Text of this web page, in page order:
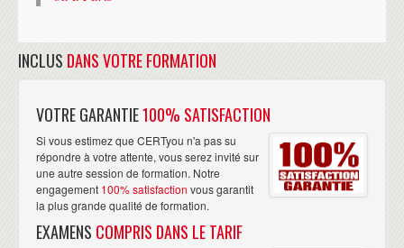
INCLUS DANS VOTRE FORMATION
VOTRE GARANTIE100% SATISFACTION
Si vous estimez que CERTyou n'a pas su
répondre à votre attente, vous serez invité sur
une autre session de formation. Notre
engagement 100% satisfaction vous garantit
la plus grande qualité de formation.
EXAMENS COMPRIS DANS LE TARIF